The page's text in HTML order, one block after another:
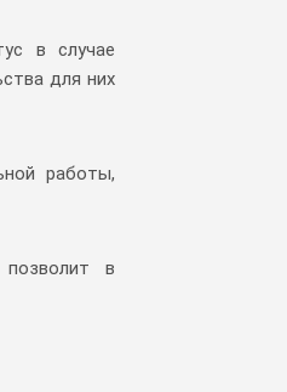
в случае
для них
работы,
позволит в